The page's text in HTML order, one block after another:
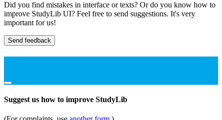
Did you find mistakes in interface or texts? Or do you know how to
improve StudyLib UI? Feel free to send suggestions. It's very
important for us!
Send feedback
Suggest us how to improve StudyLib